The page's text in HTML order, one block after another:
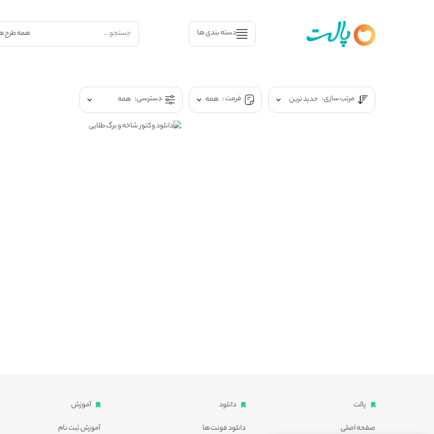
دسته بندی ها
مرتب سازی: فرمت : دسترسی:
پالت
صفحه اصلی
دانلود
دانلود فونت ها
آموزش
آموزش ثبت نام